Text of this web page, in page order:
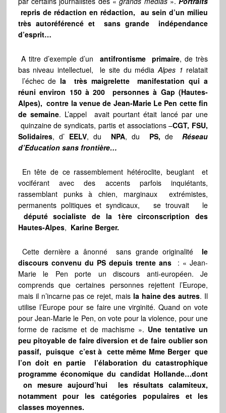
repris de rédaction en rédaction, au sein d’un milieu
très autoréférencé et sans grande indépendance
d’esprit…
A titre d’exemple d’un antifrontisme primaire, de très
bas niveau intellectuel, le site du médiaAlpes 1 relatait
l’échec de la très maigrelette manifestation qui a
réuni environ 150 à 200 personnes à Gap (Hautes-
Alpes), contre la venue de Jean-Marie Le Pen cette fin
de semaine. L’appel avait pourtant était lancé par une
quinzaine de syndicats, partis et associations –CGT, FSU,
Solidaires, d’ EELV, du NPA, du PS, deRéseau
d’Education sans frontière…
En tête de ce rassemblement hétéroclite, beuglant et
vociférant avec des accents parfois inquiétants,
rassemblant punks à chien, marginaux extrémistes,
permanents politiques et syndicaux, se trouvait le
député socialiste de la 1ère circonscription des
Hautes-Alpes, Karine Berger.
Cette dernière a ânonné sans grande originalité le
discours convenu du PS depuis trente ans : « Jean-
Marie le Pen porte un discours anti-européen. Je
comprends que certaines personnes rejettent l’Europe,
mais il n’incarne pas ce rejet, mais la haine des autres. Il
utilise l’Europe pour se faire une virginité. Quand on vote
pour Jean-Marie le Pen, on vote pour la violence, pour une
forme de racisme et de machisme ». Une tentative un
peu pitoyable de faire diversion et de faire oublier son
passif, puisque c’est à cette même Mme Berger que
l’on doit en partie l’élaboration du catastrophique
programme économique du candidat Hollande…dont
on mesure aujourd’hui les résultats calamiteux,
notamment pour les catégories populaires et les
classes moyennes.